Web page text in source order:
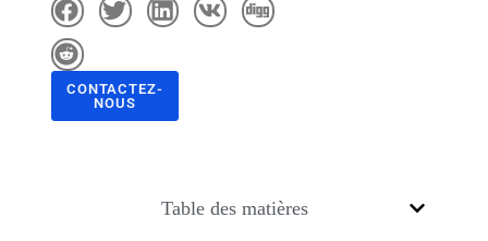
CONTACTEZ-
NOUS
Table des matières